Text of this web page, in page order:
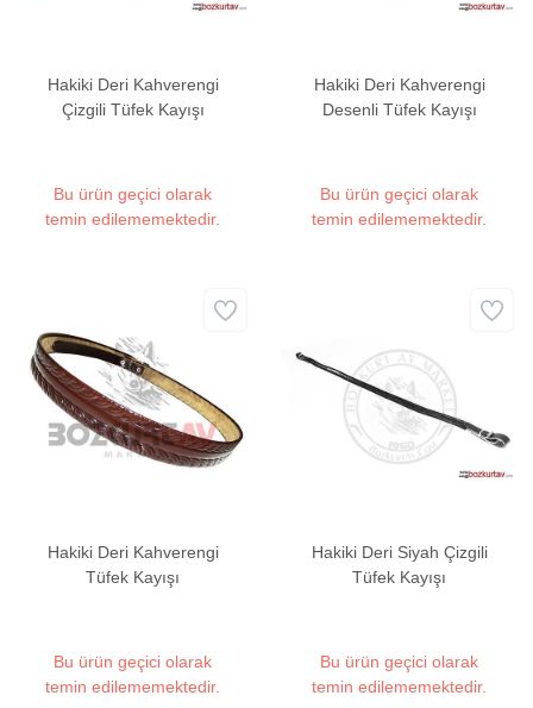
Hakiki Deri Kahverengi
Çizgili Tüfek Kayışı
Bu ürün geçici olarak
temin edilememektedir.
Hakiki Deri Kahverengi
Desenli Tüfek Kayışı
Bu ürün geçici olarak
temin edilememektedir.
Hakiki Deri Kahverengi
Tüfek Kayışı
Bu ürün geçici olarak
temin edilememektedir.
Hakiki Deri Siyah Çizgili
Tüfek Kayışı
Bu ürün geçici olarak
temin edilememektedir.